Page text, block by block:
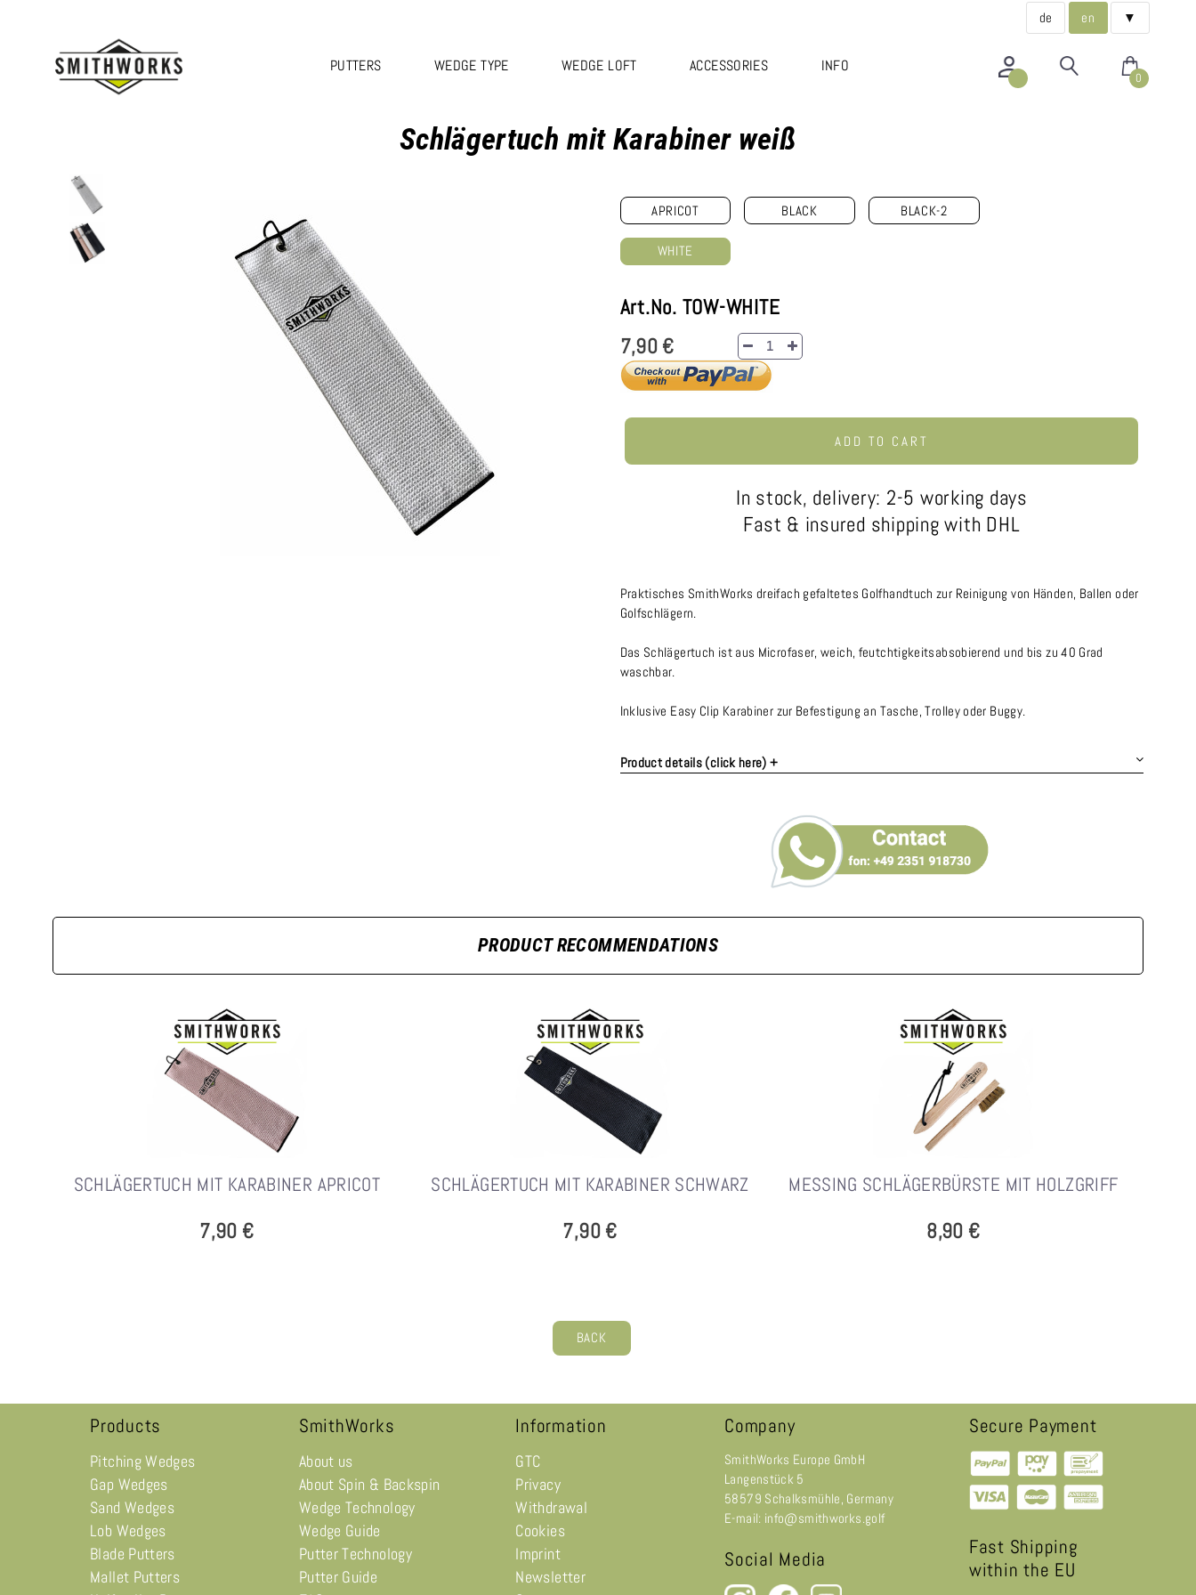
de en ▼
PUTTERS WEDGE TYPE WEDGE LOFT ACCESSORIES INFO
0
Schlägertuch mit Karabiner weiß
APRICOT BLACK BLACK-2
WHITE
Art.No. TOW-WHITE
7,90 €
ADD TO CART
In stock, delivery: 2-5 working days
Fast & insured shipping with DHL
Praktisches SmithWorks dreifach gefaltetes Golfhandtuch zur Reinigung von Händen, Ballen oder
Golfschlägern.
Das Schlägertuch ist aus Microfaser, weich, feutchtigkeitsabsobierend und bis zu 40 Grad
waschbar.
Inklusive Easy Clip Karabiner zur Befestigung an Tasche, Trolley oder Buggy.
Product details (click here) +
PRODUCT RECOMMENDATIONS
SCHLÄGERTUCH MIT KARABINER APRICOT
7,90 €
SCHLÄGERTUCH MIT KARABINER SCHWARZ
7,90 €
MESSING SCHLÄGERBÜRSTE MIT HOLZGRIFF
8,90 €
BACK
Products
Pitching Wedges
Gap Wedges
Sand Wedges
Lob Wedges
Blade Putters
Mallet Putters
SmithWorks
About us
About Spin & Backspin
Wedge Technology
Wedge Guide
Putter Technology
Putter Guide
Information
GTC
Privacy
Withdrawal
Cookies
Imprint
Newsletter
Company
SmithWorks Europe GmbH
Langenstück 5
58579 Schalksmühle, Germany
E-mail: info@smithworks.golf
Social Media
Secure Payment
Fast Shipping
within the EU